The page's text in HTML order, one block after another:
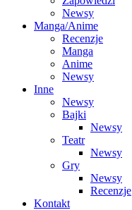
Newsy
Manga/Anime
Recenzje
Manga
Anime
Newsy
Inne
Newsy
Bajki
Newsy
Teatr
Newsy
Gry
Newsy
Recenzje
Kontakt